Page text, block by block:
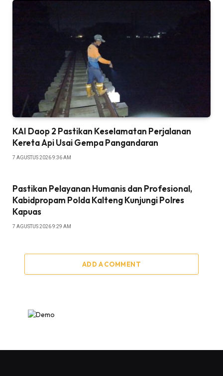
KAI Daop 2 Pastikan Keselamatan Perjalanan
Kereta Api Usai Gempa Pangandaran
7 AGUSTUS 2026 9:36 AM
Pastikan Pelayanan Humanis dan Profesional,
Kabidpropam Polda Kalteng Kunjungi Polres
Kapuas
7 AGUSTUS 2026 9:29 AM
ADD A COMMENT